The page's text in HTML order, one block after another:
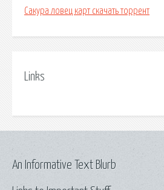
Сакура ловец карт скачать торрент
Links
An Informative Text Blurb